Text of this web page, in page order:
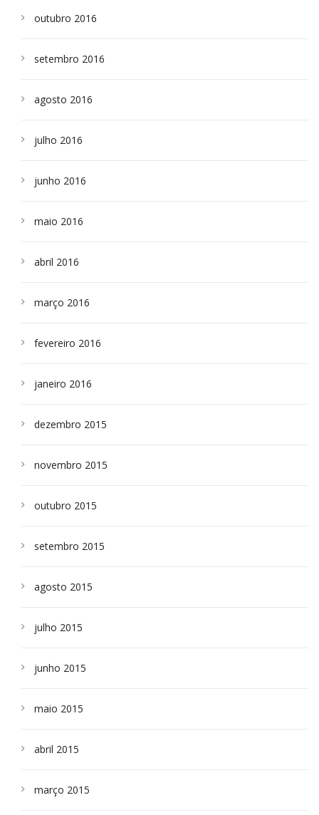
outubro 2016
setembro 2016
agosto 2016
julho 2016
junho 2016
maio 2016
abril 2016
março 2016
fevereiro 2016
janeiro 2016
dezembro 2015
novembro 2015
outubro 2015
setembro 2015
agosto 2015
julho 2015
junho 2015
maio 2015
abril 2015
março 2015